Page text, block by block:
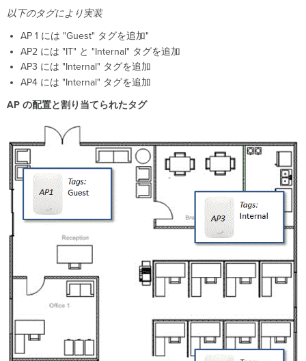
以下のタグにより実装
AP 1 には "Guest" タグを追加"
AP2 には "IT" と "Internal" タグを追加
AP3 には "Internal" タグを追加
AP4 には "Internal" タグを追加
AP の配置と割り当てられたタグ